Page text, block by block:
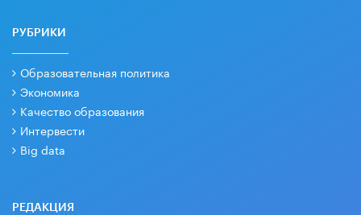
РУБРИКИ
Образовательная политика
Экономика
Качество образования
Интервести
Big data
РЕДАКЦИЯ